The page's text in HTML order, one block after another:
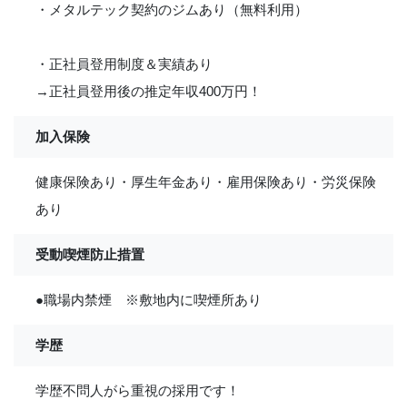
・メタルテック契約のジムあり（無料利用）
・正社員登用制度＆実績あり
→正社員登用後の推定年収400万円！
加入保険
健康保険あり・厚生年金あり・雇用保険あり・労災保険
あり
受動喫煙防止措置
●職場内禁煙 ※敷地内に喫煙所あり
学歴
学歴不問人がら重視の採用です！